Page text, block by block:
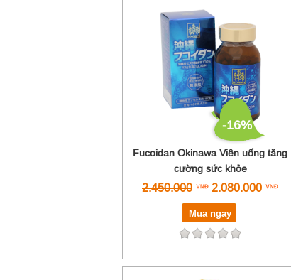
-16%
Fucoidan Okinawa Viên uống tăng
cường sức khỏe
2.450.000 2.080.000
Mua ngay